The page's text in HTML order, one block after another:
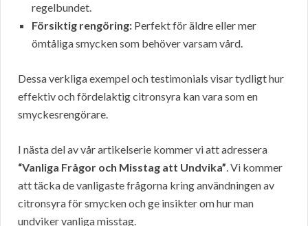
regelbundet.
Försiktig rengöring: Perfekt för äldre eller mer
ömtåliga smycken som behöver varsam vård.
Dessa verkliga exempel och testimonials visar tydligt hur
effektiv och fördelaktig citronsyra kan vara som en
smyckesrengörare.
I nästa del av vår artikelserie kommer vi att adressera
“Vanliga Frågor och Misstag att Undvika”. Vi kommer
att täcka de vanligaste frågorna kring användningen av
citronsyra för smycken och ge insikter om hur man
undviker vanliga misstag.